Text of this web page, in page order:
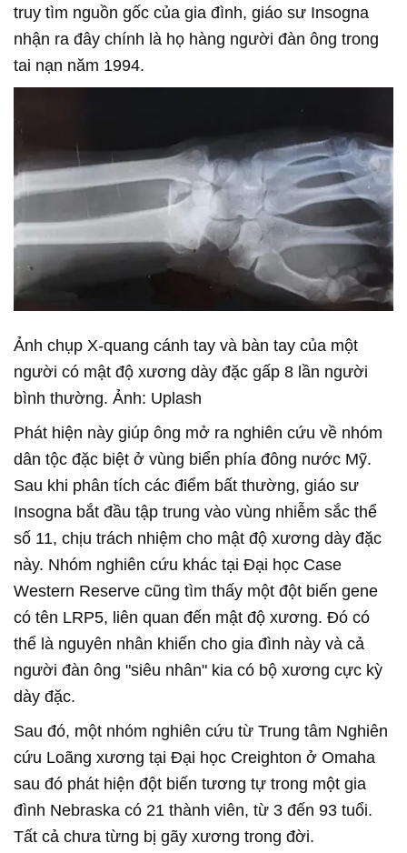
truy tìm nguồn gốc của gia đình, giáo sư Insogna
nhận ra đây chính là họ hàng người đàn ông trong
tai nạn năm 1994.
Ảnh chụp X-quang cánh tay và bàn tay của một
người có mật độ xương dày đặc gấp 8 lần người
bình thường. Ảnh: Uplash
Phát hiện này giúp ông mở ra nghiên cứu về nhóm
dân tộc đặc biệt ở vùng biển phía đông nước Mỹ.
Sau khi phân tích các điểm bất thường, giáo sư
Insogna bắt đầu tập trung vào vùng nhiễm sắc thể
số 11, chịu trách nhiệm cho mật độ xương dày đặc
này. Nhóm nghiên cứu khác tại Đại học Case
Western Reserve cũng tìm thấy một đột biến gene
có tên LRP5, liên quan đến mật độ xương. Đó có
thể là nguyên nhân khiến cho gia đình này và cả
người đàn ông "siêu nhân" kia có bộ xương cực kỳ
dày đặc.
Sau đó, một nhóm nghiên cứu từ Trung tâm Nghiên
cứu Loãng xương tại Đại học Creighton ở Omaha
sau đó phát hiện đột biến tương tự trong một gia
đình Nebraska có 21 thành viên, từ 3 đến 93 tuổi.
Tất cả chưa từng bị gãy xương trong đời.